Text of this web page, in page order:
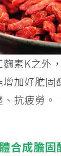
素K之外
加好膽固
抗疲勞。
合成膽固